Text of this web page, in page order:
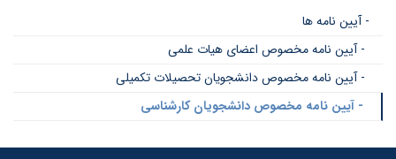
- آیین نامه ها
- آیین نامه مخصوص اعضای هیات علمی
- آیین نامه مخصوص دانشجویان تحصیلات تکمیلی
- آیین نامه مخصوص دانشجویان کارشناسی